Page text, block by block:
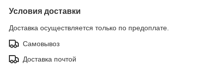
Условия доставки
Доставка осуществляется только по предоплате.
Самовывоз
Доставка почтой